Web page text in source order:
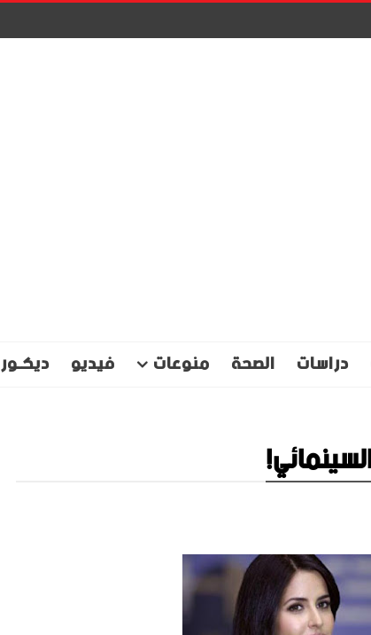
دراسات الصحة منوعات فيديو ديكـور